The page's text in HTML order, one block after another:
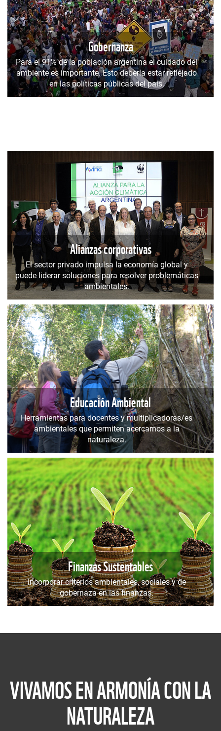
Gobernanza
Para el 91% de la población argentina el cuidado del
ambiente es importante. Esto debería estar reflejado
en las políticas públicas del país.
Alianzas corporativas
El sector privado impulsa la economía global y
puede liderar soluciones para resolver problemáticas
ambientales.
Educación Ambiental
Herramientas para docentes y multiplicadoras/es
ambientales que permiten acercarnos a la
naturaleza.
Finanzas Sustentables
Incorporar criterios ambientales, sociales y de
gobernaza en las finanzas.
VIVAMOS EN ARMONÍA CON LA
NATURALEZA